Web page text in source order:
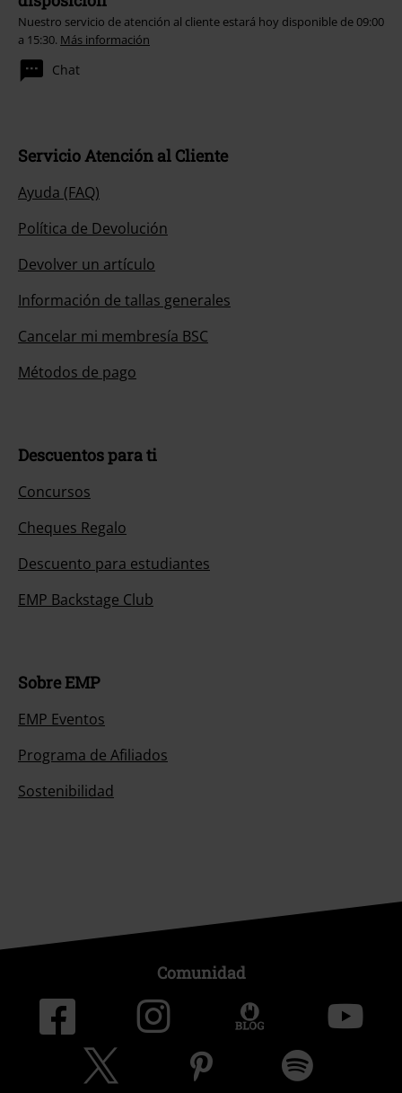
Nuestro servicio de atención al cliente estará hoy disponible de 09:00
a 15:30. Más información
Chat
Servicio Atención al Cliente
Ayuda (FAQ)
Política de Devolución
Devolver un artículo
Información de tallas generales
Cancelar mi membresía BSC
Métodos de pago
Descuentos para ti
Concursos
Cheques Regalo
Descuento para estudiantes
EMP Backstage Club
Sobre EMP
EMP Eventos
Programa de Afiliados
Sostenibilidad
Comunidad